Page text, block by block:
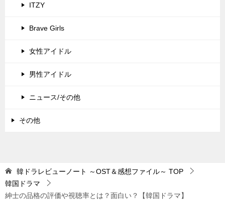
ITZY
Brave Girls
女性アイドル
男性アイドル
ニュース/その他
その他
韓ドラレビューノート ～OST＆感想ファイル～ TOP
韓国ドラマ
紳士の品格の評価や視聴率とは？面白い？【韓国ドラマ】